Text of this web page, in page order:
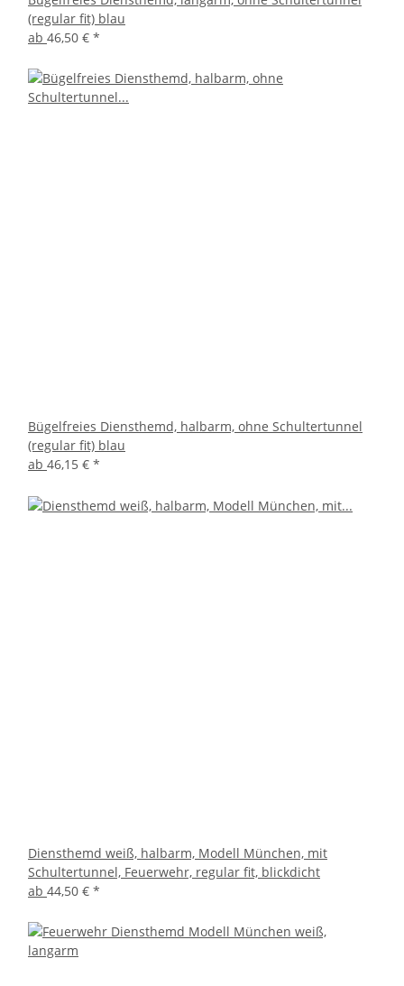
(regular fit) blau
ab 46,50 € *
Bügelfreies Diensthemd, halbarm, ohne Schultertunnel
(regular fit) blau
ab 46,15 € *
Diensthemd weiß, halbarm, Modell München, mit
Schultertunnel, Feuerwehr, regular fit, blickdicht
ab 44,50 € *